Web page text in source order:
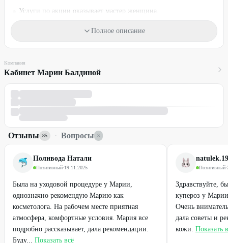
Услуги по акции оказывает мастер женщина.
Один промокод действует на одну услугу для одного человека.
Вы можете использовать неограниченное количество
Необходима предварительная запись по телефону:
Для получения скидки предъявите промокод.
Стоимость оплачивается на месте.
Промокод не суммируется с другими действующими
предложениями кабинета косметологии.
ПРЕДУПРЕЖДАЕМ О НЕОБХОДИМОСТИ ПОЛУЧЕНИЯ
КОНСУЛЬТАЦИИ У ВРАЧА (СПЕЦИАЛИСТА) ПО
ПРОТИВОПОКАЗАНИЯМ.
Полное описание
Компания
Кабинет Марии Балдиной
Отзывы 85 · Вопросы 3
Поливода Натали
Позитивный·19.11.2025
Была на уходовой процедуре у Марии,
однозначно рекомендую Марию как
косметолога. На рабочем месте приятная
атмосфера, комфортные условия. Мария все
подробно рассказывает, дала рекомендации.
Буду... Показать всё
Позитивный·
Здравствуйте,
купероз у
Очень
дала советы и
кожи. Показать